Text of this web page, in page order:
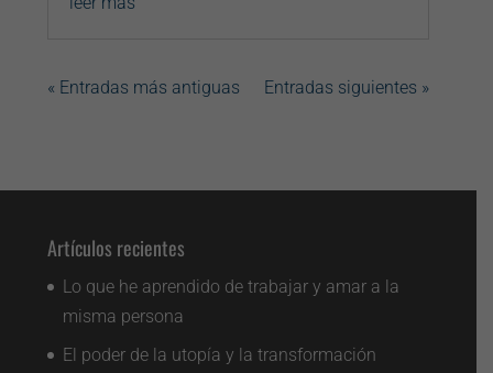
« Entradas más antiguas Entradas siguientes »
Artículos recientes
Lo que he aprendido de trabajar y amar a la
misma persona
El poder de la utopía y la transformación